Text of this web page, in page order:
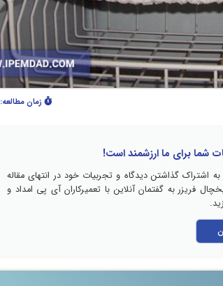
زمان مطالعه:
شما برای ما ارزشمند است!
اشتراک گذاشتن دیدگاه و تجربیات خود در انتهای مقاله
فریزر به گفتمان آنلاین با تعمیرکاران آی پی امداد و